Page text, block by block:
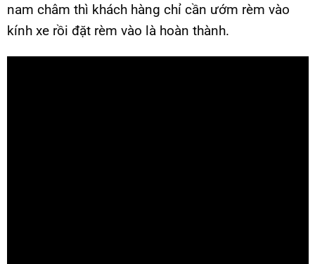
nam châm thì khách hàng chỉ cần ướm rèm vào
kính xe rồi đặt rèm vào là hoàn thành.